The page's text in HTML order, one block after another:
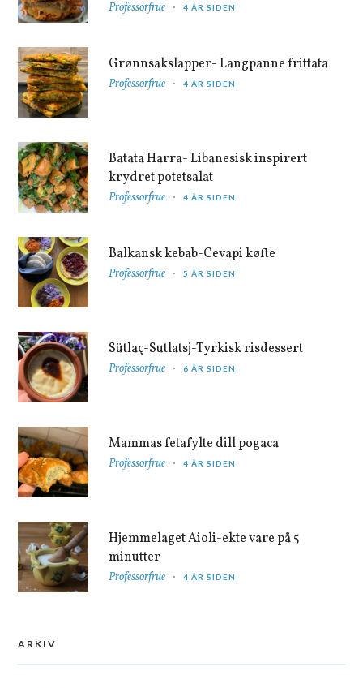
Professorfrue 4 ÅR SIDEN
Grønnsakslapper- Langpanne frittata
Professorfrue 4 ÅR SIDEN
Batata Harra- Libanesisk inspirert
krydret potetsalat
Professorfrue 4 ÅR SIDEN
Balkansk kebab-Cevapi køfte
Professorfrue 5 ÅR SIDEN
Sütlaç-Sutlatsj-Tyrkisk risdessert
Professorfrue 6 ÅR SIDEN
Mammas fetafylte dill pogaca
Professorfrue 4 ÅR SIDEN
Hjemmelaget Aioli-ekte vare på 5
minutter
Professorfrue 4 ÅR SIDEN
ARKIV